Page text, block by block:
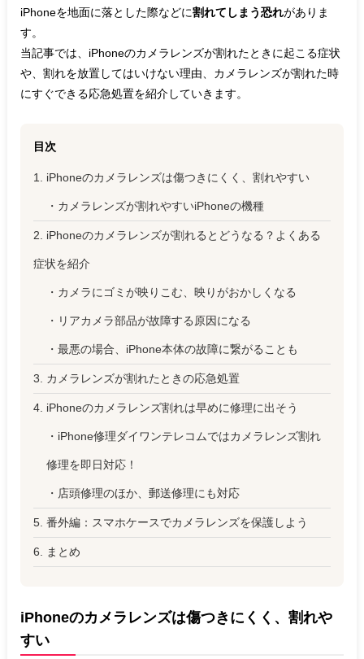
iPhoneを地面に落とした際などに割れてしまう恐れがありま
す。
当記事では、iPhoneのカメラレンズが割れたときに起こる症状
や、割れを放置してはいけない理由、カメラレンズが割れた時
にすぐできる応急処置を紹介していきます。
目次
1. iPhoneのカメラレンズは傷つきにくく、割れやすい
・カメラレンズが割れやすいiPhoneの機種
2. iPhoneのカメラレンズが割れるとどうなる？よくある
症状を紹介
・カメラにゴミが映りこむ、映りがおかしくなる
・リアカメラ部品が故障する原因になる
・最悪の場合、iPhone本体の故障に繋がることも
3. カメラレンズが割れたときの応急処置
4. iPhoneのカメラレンズ割れは早めに修理に出そう
・iPhone修理ダイワンテレコムではカメラレンズ割れ
修理を即日対応！
・店頭修理のほか、郵送修理にも対応
5. 番外編：スマホケースでカメラレンズを保護しよう
6. まとめ
iPhoneのカメラレンズは傷つきにくく、割れや
すい